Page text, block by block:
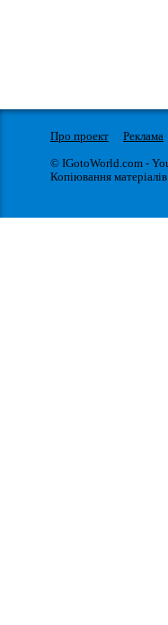
Про проект Реклама
© IGotoWorld.com -
Копіювання